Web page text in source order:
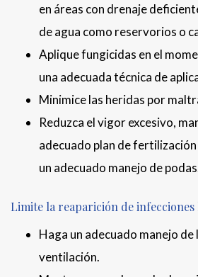
en áreas con drenaje
de agua como reservorios o
Aplique fungicidas en el
una adecuada técnica de
Minimice las heridas por
Reduzca el vigor excesivo,
adecuado plan de
un adecuado manejo de
Limite la reaparición de infecciones
Haga un adecuado manejo de
ventilación.